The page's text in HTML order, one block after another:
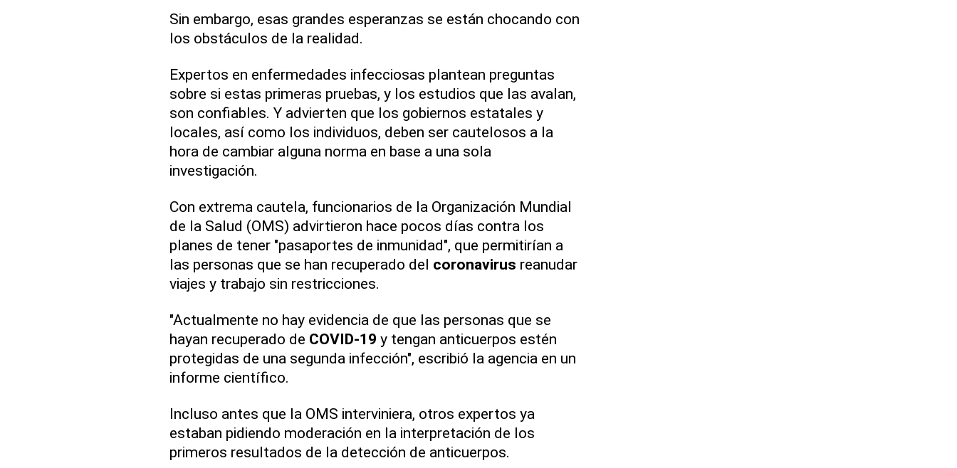
Sin embargo, esas grandes esperanzas se están chocando con
los obstáculos de la realidad.
Expertos en enfermedades infecciosas plantean preguntas
sobre si estas primeras pruebas, y los estudios que las avalan,
son confiables. Y advierten que los gobiernos estatales y
locales, así como los individuos, deben ser cautelosos a la
hora de cambiar alguna norma en base a una sola
investigación.
Con extrema cautela, funcionarios de la Organización Mundial
de la Salud (OMS) advirtieron hace pocos días contra los
planes de tener "pasaportes de inmunidad", que permitirían a
las personas que se han recuperado del coronavirus reanudar
viajes y trabajo sin restricciones.
"Actualmente no hay evidencia de que las personas que se
hayan recuperado de COVID-19 y tengan anticuerpos estén
protegidas de una segunda infección", escribió la agencia en un
informe científico.
Incluso antes que la OMS interviniera, otros expertos ya
estaban pidiendo moderación en la interpretación de los
primeros resultados de la detección de anticuerpos.